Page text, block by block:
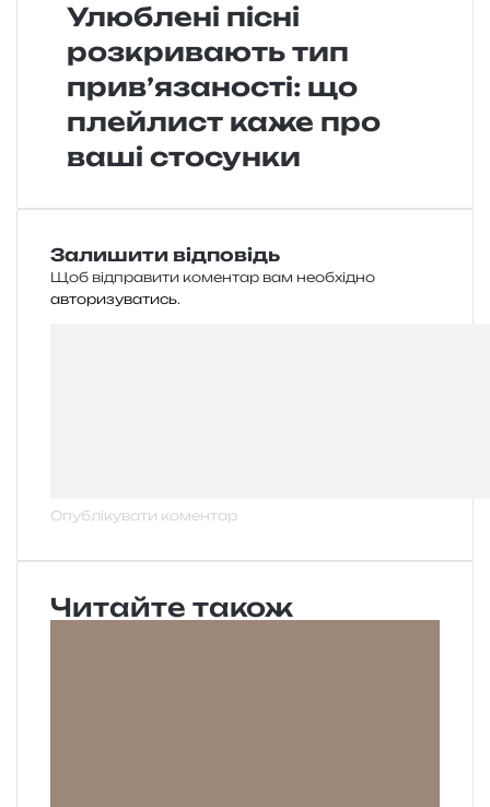
Улюблені пісні
розкривають тип
прив’язаності: що
плейлист каже про
ваші стосунки
Залишити відповідь
Щоб відправити коментар вам необхідно
авторизуватись.
Читайте також